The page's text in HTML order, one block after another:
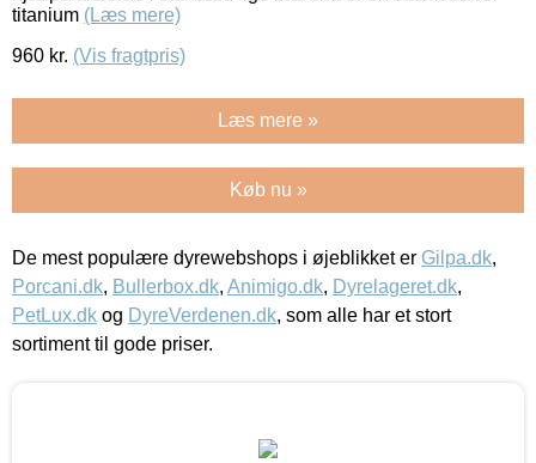
titanium (Læs mere)
960 kr. (Vis fragtpris)
Læs mere »
Køb nu »
De mest populære dyrewebshops i øjeblikket er Gilpa.dk,
Porcani.dk, Bullerbox.dk, Animigo.dk, Dyrelageret.dk,
PetLux.dk og DyreVerdenen.dk, som alle har et stort
sortiment til gode priser.